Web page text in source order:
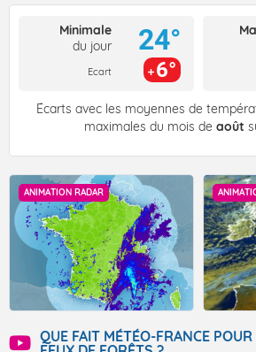
Minimale
du jour
Ecart
24°
6°
Écarts avec les moyennes de
maximales du mois de août
ANIMATION RADAR
QUE FAIT MÉTÉO-FRANCE